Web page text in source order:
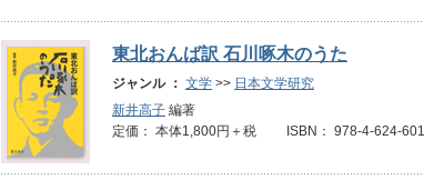
東北おんば訳 石川啄木のうた
ジャンル ： 文学 >> 日本文学研究
新井高子 編著
定価： 本体1,800円＋税 ISBN： 978-4-624-